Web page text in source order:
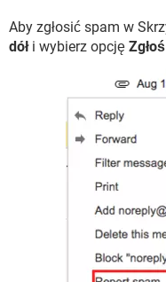
Aby zgłosić spam w
dółi wybierz opcję